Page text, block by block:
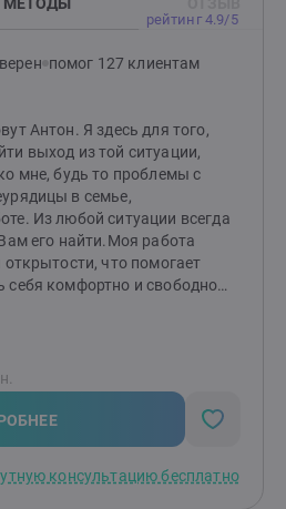
рейтинг 4.9/5
помог 127 клиентам
Антон. Я здесь для того,
выход из той ситуации,
мне, будь то проблемы с
в семье,
Из любой ситуации всегда
его найти.Моя работа
открытости, что помогает
себя комфортно и свободно
Вашу проблему, я лишь
пути. Каждая ситуация
с клиентами, я
этой
ко мне, и я помогу Вам
консультацию бесплатно